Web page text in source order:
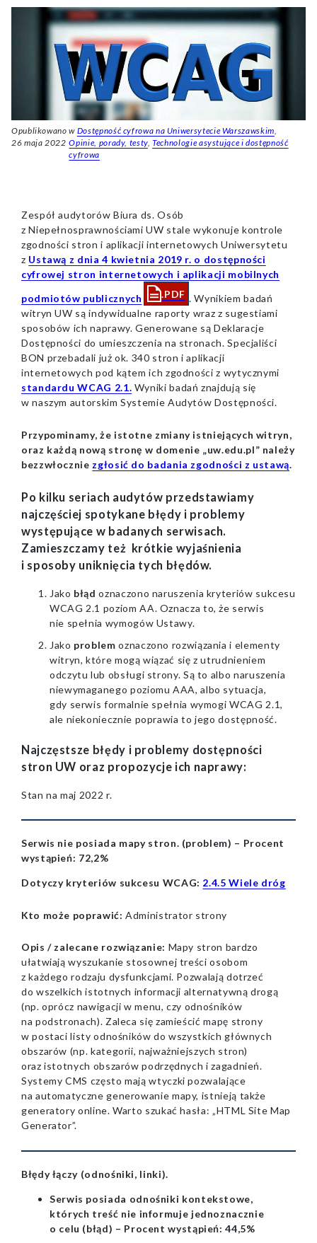
Opublikowano
26 maja 2022
w Dostępność cyfrowa na Uniwersytecie Warszawskim,
Opinie, porady, testy,Technologie asystujące i dostępność
cyfrowa
Zespół audytorów Biura ds. Osób
z Niepełnosprawnościami UW stale wykonuje kontrole
zgodności stron i aplikacji internetowych Uniwersytetu
z Ustawą z dnia 4 kwietnia 2019 r. o dostępności
cyfrowej stron internetowych i aplikacji mobilnych
podmiotów publicznych format
pliku
.PDF . Wynikiem badań
witryn UW są indywidualne raporty wraz z sugestiami
sposobów ich naprawy. Generowane są Deklaracje
Dostępności do umieszczenia na stronach. Specjaliści
BON przebadali już ok. 340 stron i aplikacji
internetowych pod kątem ich zgodności z wytycznymi
standardu WCAG 2.1. Wyniki badań znajdują się
w naszym autorskim Systemie Audytów Dostępności.
Przypominamy, że istotne zmiany istniejących witryn,
oraz każdą nową stronę w domenie „uw.edu.pl” należy
bezzwłocznie zgłosić do badania zgodności z ustawą.
Po kilku seriach audytów przedstawiamy
najczęściej spotykane błędy i problemy
występujące w badanych serwisach.
Zamieszczamy też krótkie wyjaśnienia
i sposoby uniknięcia tych błędów.
Jako błąd oznaczono naruszenia kryteriów sukcesu
WCAG 2.1 poziom AA. Oznacza to, że serwis
nie spełnia wymogów Ustawy.
Jako problem oznaczono rozwiązania i elementy
witryn, które mogą wiązać się z utrudnieniem
odczytu lub obsługi strony. Są to albo naruszenia
niewymaganego poziomu AAA, albo sytuacja,
gdy serwis formalnie spełnia wymogi WCAG 2.1,
ale niekoniecznie poprawia to jego dostępność.
Najczęstsze błędy i problemy dostępności
stron UW oraz propozycje ich naprawy:
Stan na maj 2022 r.
Serwis nie posiada mapy stron. (problem) – Procent
wystąpień: 72,2%
Dotyczy kryteriów sukcesu WCAG: 2.4.5 Wiele dróg
Kto może poprawić: Administrator strony
Opis / zalecane rozwiązanie: Mapy stron bardzo
ułatwiają wyszukanie stosownej treści osobom
z każdego rodzaju dysfunkcjami. Pozwalają dotrzeć
do wszelkich istotnych informacji alternatywną drogą
(np. oprócz nawigacji w menu, czy odnośników
na podstronach). Zaleca się zamieścić mapę strony
w postaci listy odnośników do wszystkich głównych
obszarów (np. kategorii, najważniejszych stron)
oraz istotnych obszarów podrzędnych i zagadnień.
Systemy CMS często mają wtyczki pozwalające
na automatyczne generowanie mapy, istnieją także
generatory online. Warto szukać hasła: „HTML Site Map
Generator”.
Błędy łączy (odnośniki, linki).
Serwis posiada odnośniki kontekstowe,
których treść nie informuje jednoznacznie
o celu (błąd) – Procent wystąpień: 44,5%